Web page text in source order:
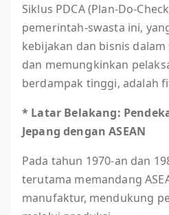
Siklus PDCA (Plan-Do-
pemerintah-swasta ini,
kebijakan dan bisnis
dan memungkinkan
berdampak tinggi, adalah
* Latar Belakang:
Jepang dengan ASEAN
Pada tahun 1970-an dan
terutama memandang
manufaktur, mendukung